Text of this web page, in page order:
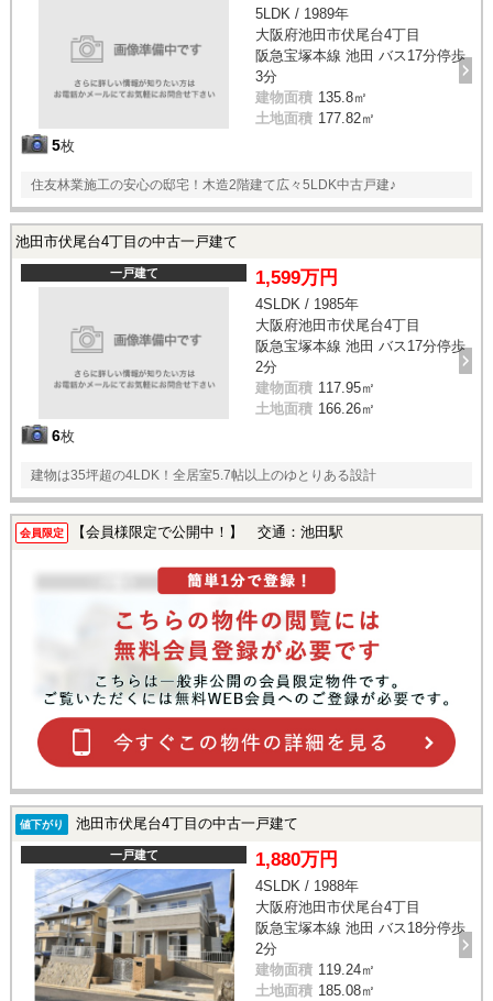
5枚
5LDK / 1989年
大阪府池田市伏尾台4丁目
阪急宝塚本線 池田 バス17分停歩
3分
建物面積 135.8㎡
土地面積 177.82㎡
住友林業施工の安心の邸宅！木造2階建て広々5LDK中古戸建♪
池田市伏尾台4丁目の中古一戸建て
一戸建て
6枚
1,599万円
4SLDK / 1985年
大阪府池田市伏尾台4丁目
阪急宝塚本線 池田 バス17分停歩
2分
建物面積 117.95㎡
土地面積 166.26㎡
建物は35坪超の4LDK！全居室5.7帖以上のゆとりある設計
会員限定 【会員様限定で公開中！】 交通：池田駅
値下がり 池田市伏尾台4丁目の中古一戸建て
一戸建て 1,880万円
4SLDK / 1988年
大阪府池田市伏尾台4丁目
阪急宝塚本線 池田 バス18分停歩
2分
建物面積 119.24㎡
土地面積 185.08㎡